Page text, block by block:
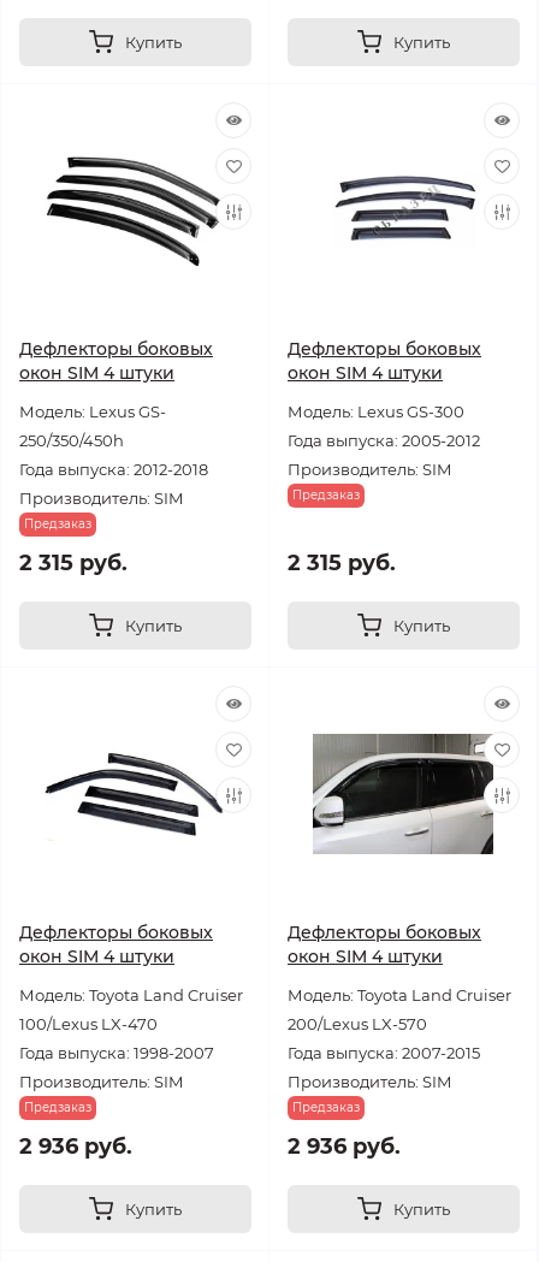
Купить Купить
Дефлекторы боковых
окон SIM 4 штуки
Модель: Lexus GS-
250/350/450h
Года выпуска: 2012-2018
Производитель: SIM
Предзаказ
2 315 руб.
Купить
Дефлекторы боковых
окон SIM 4 штуки
Модель: Lexus GS-300
Года выпуска: 2005-2012
Производитель: SIM
Предзаказ
2 315 руб.
Купить
Дефлекторы боковых
окон SIM 4 штуки
Модель: Toyota Land Cruiser
100/Lexus LX-470
Года выпуска: 1998-2007
Производитель: SIM
Предзаказ
2 936 руб.
Купить
Дефлекторы боковых
окон SIM 4 штуки
Модель: Toyota Land Cruiser
200/Lexus LX-570
Года выпуска: 2007-2015
Производитель: SIM
Предзаказ
2 936 руб.
Купить